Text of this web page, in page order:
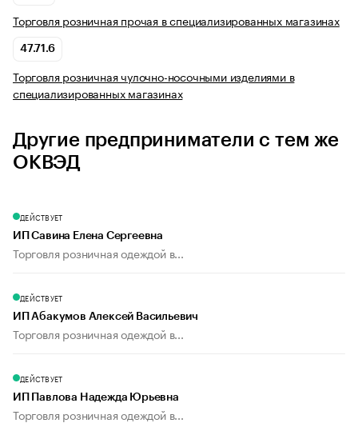
Торговля розничная прочая в специализированных магазинах
47.71.6
Торговля розничная чулочно-носочными изделиями в
специализированных магазинах
Другие предприниматели с тем же
ОКВЭД
ДЕЙСТВУЕТ
ИП Савина Елена Сергеевна
Торговля розничная одеждой в...
ДЕЙСТВУЕТ
ИП Абакумов Алексей Васильевич
Торговля розничная одеждой в...
ДЕЙСТВУЕТ
ИП Павлова Надежда Юрьевна
Торговля розничная одеждой в...